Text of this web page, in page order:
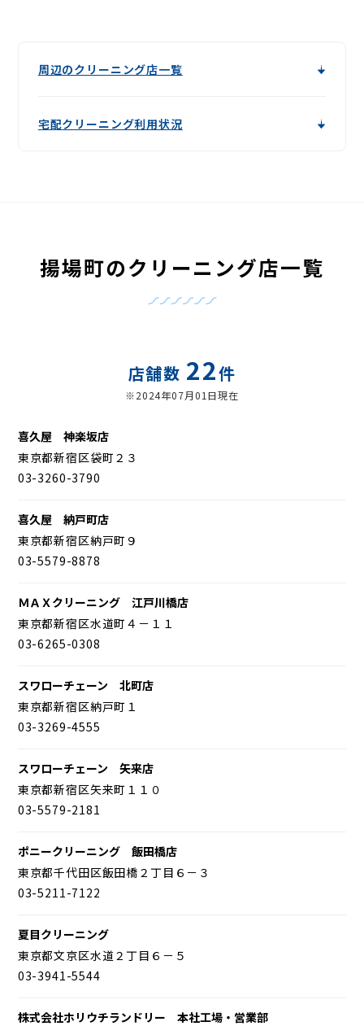
周辺のクリーニング店一覧
宅配クリーニング利用状況
揚場町のクリーニング店一覧
店舗数 22件
※2024年07月01日現在
喜久屋 神楽坂店
東京都新宿区袋町２３
03-3260-3790
喜久屋 納戸町店
東京都新宿区納戸町９
03-5579-8878
ＭＡＸクリーニング 江戸川橋店
東京都新宿区水道町４－１１
03-6265-0308
スワローチェーン 北町店
東京都新宿区納戸町１
03-3269-4555
スワローチェーン 矢来店
東京都新宿区矢来町１１０
03-5579-2181
ポニークリーニング 飯田橋店
東京都千代田区飯田橋２丁目６－３
03-5211-7122
夏目クリーニング
東京都文京区水道２丁目６－５
03-3941-5544
株式会社ホリウチランドリー 本社工場・営業部